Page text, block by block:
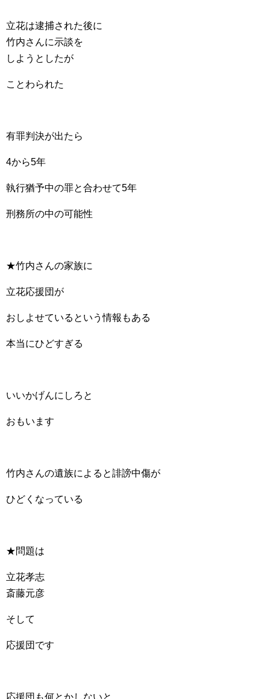
立花は逮捕された後に
竹内さんに示談を
しようとしたが
ことわられた
有罪判決が出たら
4から5年
執行猶予中の罪と合わせて5年
刑務所の中の可能性
★竹内さんの家族に
立花応援団が
おしよせているという情報もある
本当にひどすぎる
いいかげんにしろと
おもいます
竹内さんの遺族によると誹謗中傷が
ひどくなっている
★問題は
立花孝志
斎藤元彦
そして
応援団です
応援団も何とかしないと